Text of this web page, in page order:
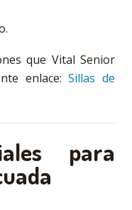
que Vital Senior
enlace:Sillas de
para